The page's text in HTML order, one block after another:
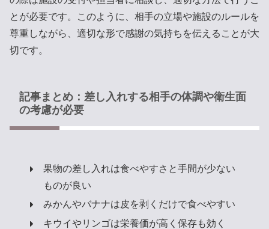
とが必要です。このように、相手の立場や施設のルールを
尊重しながら、適切な形で感謝の気持ちを伝えることが大
切です。
記事まとめ：差し入れする相手の体調や衛生面
の考慮が必要
果物の差し入れは食べやすさと手間が少ない
ものが良い
みかんやバナナは皮を剥くだけで食べやすい
キウイやリンゴは栄養価が高く保存も効く